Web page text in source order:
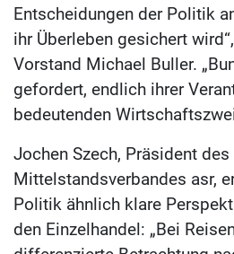
Entscheidungen der Politik
ihr Überleben gesichert
Vorstand Michael Buller.
gefordert, endlich ihrer
bedeutenden
Jochen Szech, Präsident
Mittelstandsverbandes asr,
Politik ähnlich klare
den Einzelhandel: „Bei